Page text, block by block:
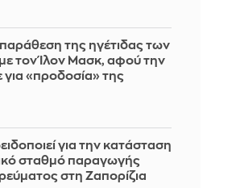
της ηγέτιδας των
τον Ίλον Μασκ, αφού την
«προδοσία» της
για την κατάσταση
σταθμό παραγωγής
στη Ζαπορίζια